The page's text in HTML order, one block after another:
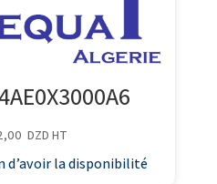
DZD HT
d’avoir la disponibilité